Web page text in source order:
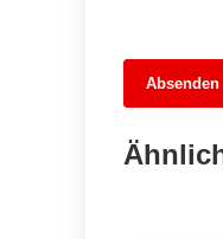
Absenden
13. Juni
Im